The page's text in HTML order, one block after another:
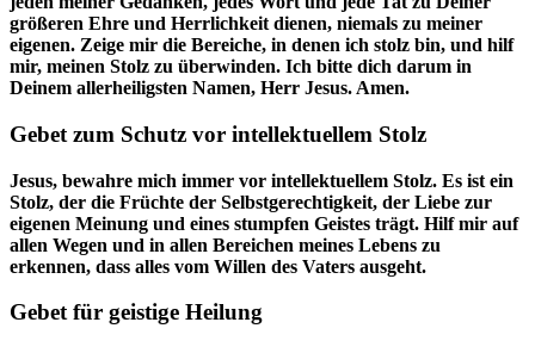
größeren Ehre und Herrlichkeit dienen, niemals zu meiner
eigenen. Zeige mir die Bereiche, in denen ich stolz bin, und hilf
mir, meinen Stolz zu überwinden. Ich bitte dich darum in
Deinem allerheiligsten Namen, Herr Jesus. Amen.
Gebet zum Schutz vor intellektuellem Stolz
Jesus, bewahre mich immer vor intellektuellem Stolz. Es ist ein
Stolz, der die Früchte der Selbstgerechtigkeit, der Liebe zur
eigenen Meinung und eines stumpfen Geistes trägt. Hilf mir auf
allen Wegen und in allen Bereichen meines Lebens zu
erkennen, dass alles vom Willen des Vaters ausgeht.
Gebet für geistige Heilung